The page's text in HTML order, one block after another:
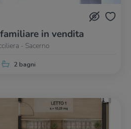
in vendita
- Sacerno
2 bagni